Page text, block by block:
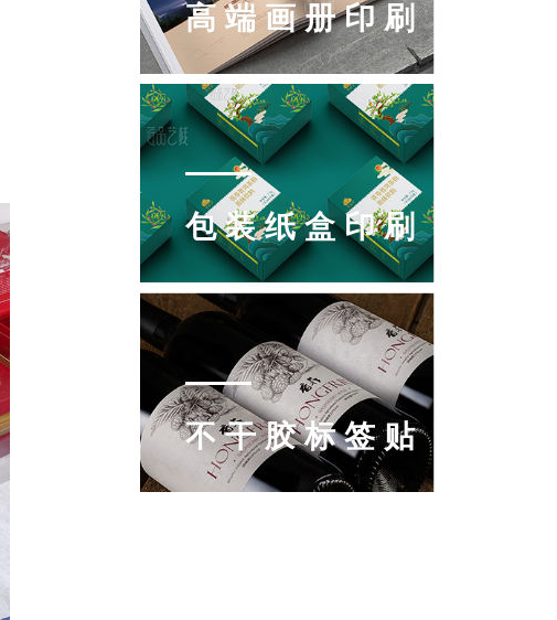
高端画册印刷
包装纸盒印刷
不干胶标签贴